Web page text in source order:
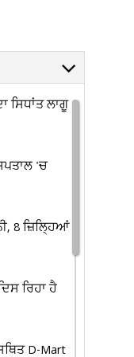
ਸਿਧਾਂਤ ਲਾਗੂ
'ਚ
8 ਜ਼ਿਲ੍ਹਿਆਂ
ਰਿਹਾ ਹੈ
D-Mart